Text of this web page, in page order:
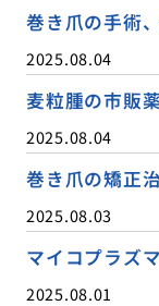
巻き爪の手術
2025.08.04
麦粒腫の市販
2025.08.04
巻き爪の矯正
2025.08.03
マイコプラズ
2025.08.01